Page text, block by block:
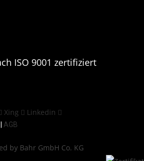
ISO 9001 zertifiziert
Xing Linkedin
AGB
by Bahr GmbH Co. KG